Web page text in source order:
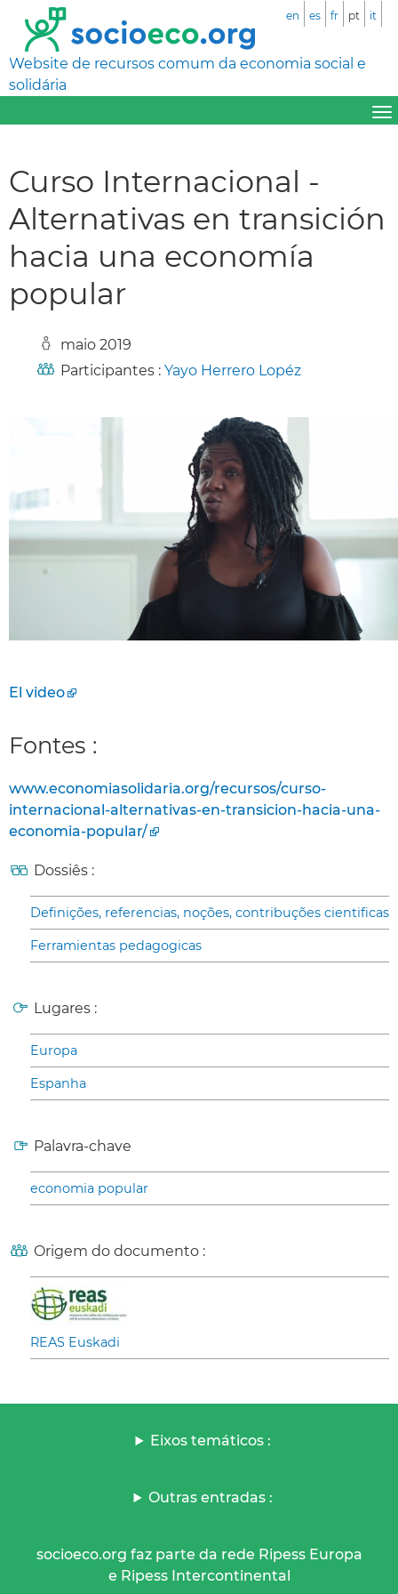
Website de recursos comum da economia social e
solidária
en es fr pt it
Curso Internacional -
Alternativas en transición
hacia una economía
popular
maio 2019
Participantes : Yayo Herrero Lopéz
El video
Fontes :
www.economiasolidaria.org/recursos/curso-
internacional-alternativas-en-transicion-hacia-una-
economia-popular/
Dossiês :
Definições, referencias, noções, contribuções cientificas
Ferramientas pedagogicas
Lugares :
Europa
Espanha
Palavra-chave
economia popular
Origem do documento :
REAS Euskadi
Eixos temáticos :
Outras entradas :
socioeco.org faz parte da rede Ripess Europa
e Ripess Intercontinental